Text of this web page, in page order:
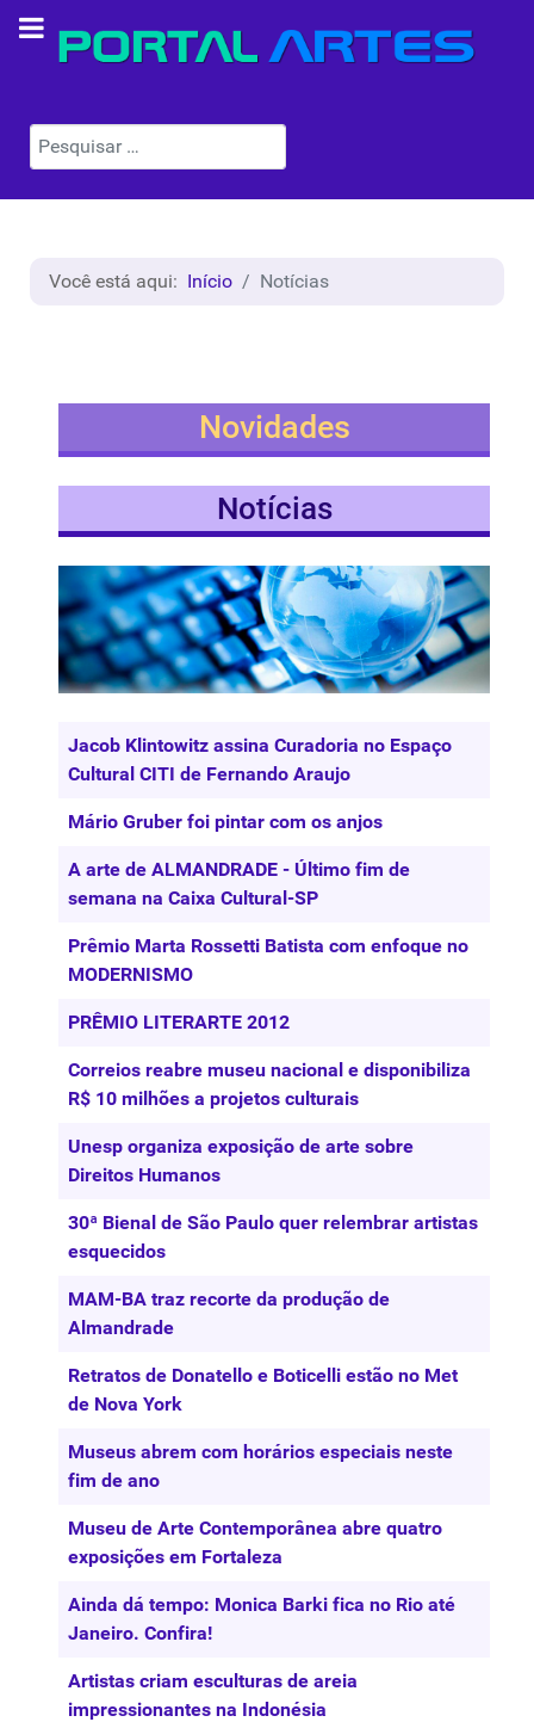
Pesquisar
Você está aqui: Início Notícias
Novidades
Notícias
Artigos
Título
Jacob Klintowitz assina Curadoria no Espaço
Cultural CITI de Fernando Araujo
Mário Gruber foi pintar com os anjos
A arte de ALMANDRADE - Último fim de
semana na Caixa Cultural-SP
Prêmio Marta Rossetti Batista com enfoque no
MODERNISMO
PRÊMIO LITERARTE 2012
Correios reabre museu nacional e disponibiliza
R$ 10 milhões a projetos culturais
Unesp organiza exposição de arte sobre
Direitos Humanos
30ª Bienal de São Paulo quer relembrar artistas
esquecidos
MAM-BA traz recorte da produção de
Almandrade
Retratos de Donatello e Boticelli estão no Met
de Nova York
Museus abrem com horários especiais neste
fim de ano
Museu de Arte Contemporânea abre quatro
exposições em Fortaleza
Ainda dá tempo: Monica Barki fica no Rio até
Janeiro. Confira!
Artistas criam esculturas de areia
impressionantes na Indonésia